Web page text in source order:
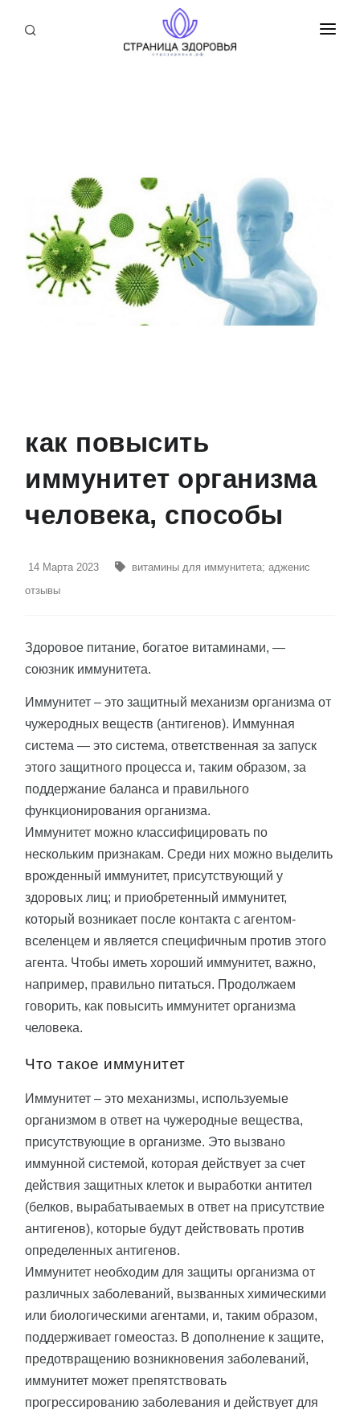
как повысить
иммунитет организма
человека, способы
14 Марта 2023 витамины для иммунитета; адженис
отзывы
Здоровое питание, богатое витаминами, —
союзник иммунитета.
Иммунитет – это защитный механизм организма от
чужеродных веществ (антигенов). Иммунная
система — это система, ответственная за запуск
этого защитного процесса и, таким образом, за
поддержание баланса и правильного
функционирования организма.
Иммунитет можно классифицировать по
нескольким признакам. Среди них можно выделить
врожденный иммунитет, присутствующий у
здоровых лиц; и приобретенный иммунитет,
который возникает после контакта с агентом-
вселенцем и является специфичным против этого
агента. Чтобы иметь хороший иммунитет, важно,
например, правильно питаться. Продолжаем
говорить, как повысить иммунитет организма
человека.
Что такое иммунитет
Иммунитет – это механизмы, используемые
организмом в ответ на чужеродные вещества,
присутствующие в организме. Это вызвано
иммунной системой, которая действует за счет
действия защитных клеток и выработки антител
(белков, вырабатываемых в ответ на присутствие
антигенов), которые будут действовать против
определенных антигенов.
Иммунитет необходим для защиты организма от
различных заболеваний, вызванных химическими
или биологическими агентами, и, таким образом,
поддерживает гомеостаз. В дополнение к защите,
предотвращению возникновения заболеваний,
иммунитет может препятствовать
прогрессированию заболевания и действует для